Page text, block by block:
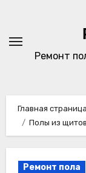
содержимому
Ремонт
Главная страница
Полы из
Ремонт пола